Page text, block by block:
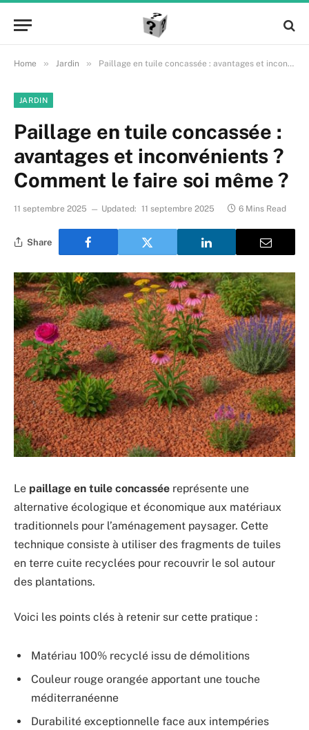
Home » Jardin » Paillage en tuile concassée : avantages et inconvénients ? Comment le faire soi même ?
JARDIN
Paillage en tuile concassée :
avantages et inconvénients ?
Comment le faire soi même ?
11 septembre 2025 Updated: 11 septembre 2025 6 Mins Read
Share
Le paillage en tuile concassée représente une
alternative écologique et économique aux matériaux
traditionnels pour l’aménagement paysager. Cette
technique consiste à utiliser des fragments de tuiles
en terre cuite recyclées pour recouvrir le sol autour
des plantations.
Voici les points clés à retenir sur cette pratique :
Matériau 100% recyclé issu de démolitions
Couleur rouge orangée apportant une touche
méditerranéenne
Durabilité exceptionnelle face aux intempéries